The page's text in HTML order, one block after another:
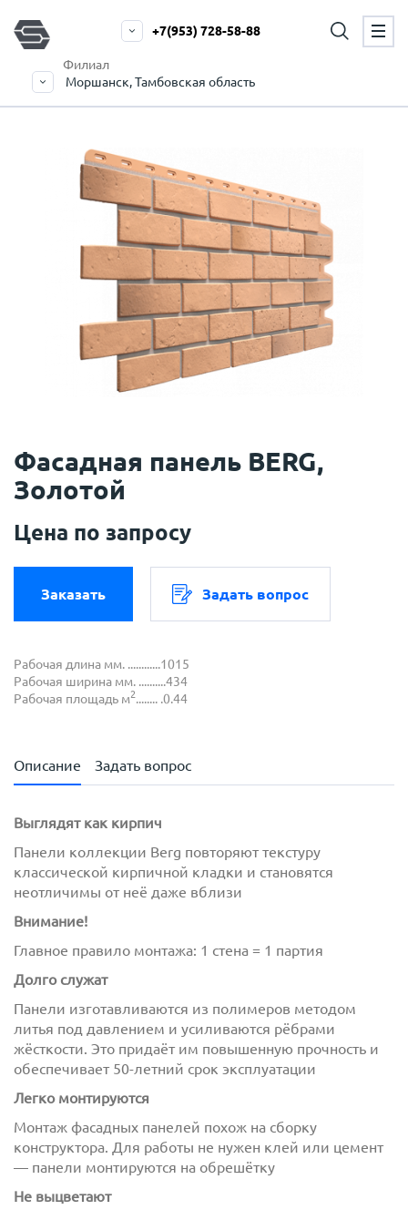
Филиал
Моршанск, Тамбовская область
+7(953) 728-58-88
Фасадная панель BERG,
Золотой
Цена по запросу
Заказать Задать вопрос
Рабочая длина мм. ............1015
Рабочая ширина мм. ..........434
Рабочая площадь м2........ .0.44
Описание Задать вопрос
сполитикой обработки персональных данных
ознакомлен(-а) и даюсогласиена обработку
персональных данных
политикой конфиденциальности
ознакомлен(-а)
Выглядят как кирпич
Панели коллекции Berg повторяют текстуру
классической кирпичной кладки и становятся
неотличимы от неё даже вблизи
Внимание!
Главное правило монтажа: 1 стена = 1 партия
Долго служат
Панели изготавливаются из полимеров методом
литья под давлением и усиливаются рёбрами
жёсткости. Это придаёт им повышенную прочность и
обеспечивает 50-летний срок эксплуатации
Легко монтируются
Монтаж фасадных панелей похож на сборку
конструктора. Для работы не нужен клей или цемент
— панели монтируются на обрешётку
Не выцветают